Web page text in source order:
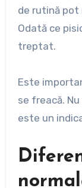
de rutină
Odată ce
treptat.
Este
se freacă.
este un